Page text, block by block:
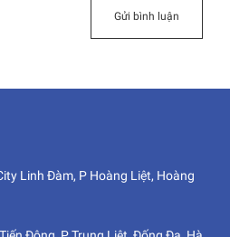
Gửi bình luận
Linh Đàm, P Hoàng Liệt, Hoàng